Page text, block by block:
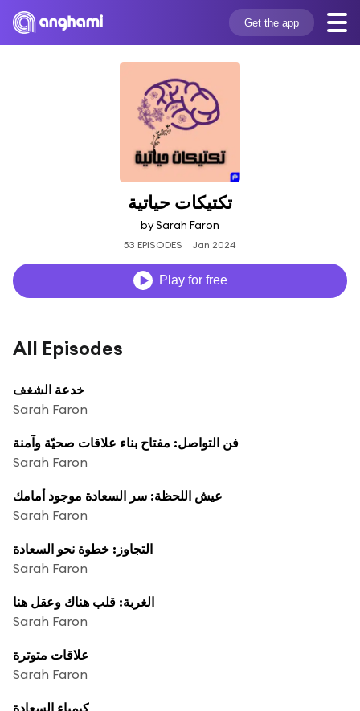
Get the app
تكتيكات حياتية
by Sarah Faron
53 EPISODES Jan 2024
Play for free
All Episodes
خدعة الشغف
Sarah Faron
فن التواصل: مفتاح بناء علاقات صحيّة وآمنة
Sarah Faron
عيش اللحظة: سر السعادة موجود أمامك
Sarah Faron
التجاوز: خطوة نحو السعادة
Sarah Faron
الغربة: قلب هناك وعقل هنا
Sarah Faron
علاقات متوترة
Sarah Faron
كيمياء السعادة